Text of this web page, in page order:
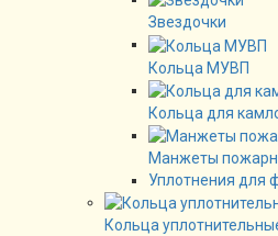
Звездочки
Кольца МУВП
Кольца для
Манжеты
Уплотнения для
Кольца